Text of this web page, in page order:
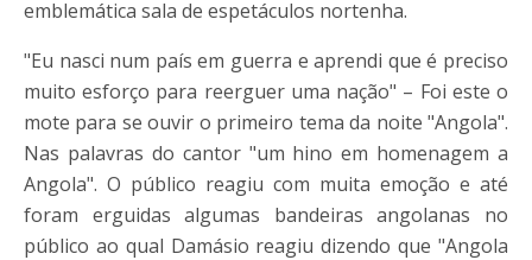
emblemática sala de espetáculos nortenha.
"Eu nasci num país em guerra e aprendi que é preciso
muito esforço para reerguer uma nação" – Foi este o
mote para se ouvir o primeiro tema da noite "Angola".
Nas palavras do cantor "um hino em homenagem a
Angola". O público reagiu com muita emoção e até
foram erguidas algumas bandeiras angolanas no
público ao qual Damásio reagiu dizendo que "Angola